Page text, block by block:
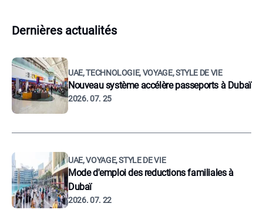
Dernières actualités
UAE, TECHNOLOGIE, VOYAGE, STYLE DE VIE
Nouveau système accélère passeports à Dubaï
2026. 07. 25
UAE, VOYAGE, STYLE DE VIE
Mode d'emploi des reductions familiales à
Dubaï
2026. 07. 22